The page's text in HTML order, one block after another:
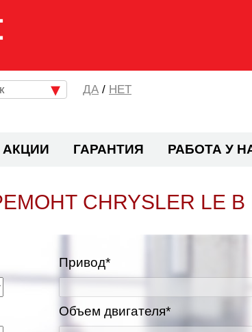
/ НЕТ
АКЦИИ ГАРАНТИЯ РАБОТА У
CHRYSLER LE
Привод*
Объем двигателя*